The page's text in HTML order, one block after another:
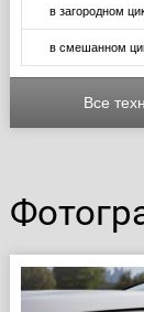
в загородном
в смешанном
Все